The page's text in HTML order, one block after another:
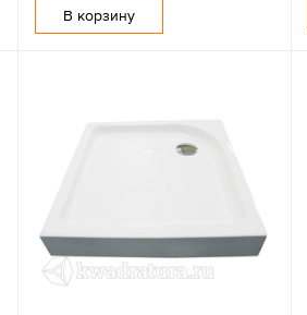
В корзину